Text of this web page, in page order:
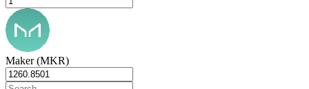
Maker (MKR)